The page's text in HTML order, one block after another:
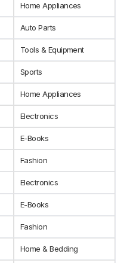
Home Appliances
Auto Parts
Tools & Equipment
Sports
Home Appliances
Electronics
E-Books
Fashion
Electronics
E-Books
Fashion
Home & Bedding